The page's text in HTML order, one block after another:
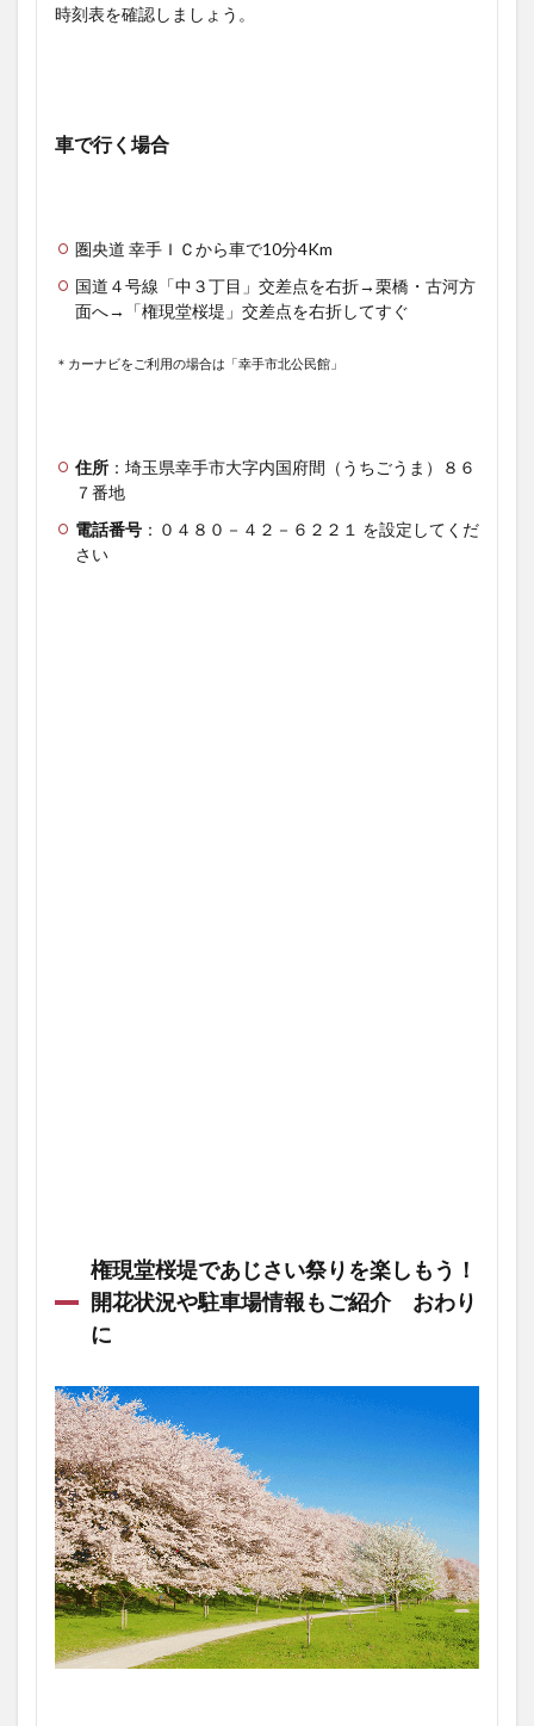
時刻表を確認しましょう。
車で行く場合
圏央道 幸手ＩＣから車で10分4Km
国道４号線「中３丁目」交差点を右折→栗橋・古河方
面へ→「権現堂桜堤」交差点を右折してすぐ
＊カーナビをご利用の場合は「幸手市北公民館」
住所 ：埼玉県幸手市大字内国府間（うちごうま）８６
７番地
電話番号 ：０４８０－４２－６２２１ を設定してくだ
さい
権現堂桜堤であじさい祭りを楽しもう！
開花状況や駐車場情報もご紹介 おわり
に